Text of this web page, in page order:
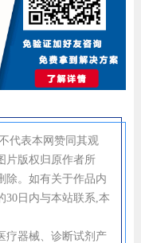
代表本网赞同其观
片版权归原作者所
除。如有关于作品内
30日内与本站联系,本
疗器械、诊断试剂产